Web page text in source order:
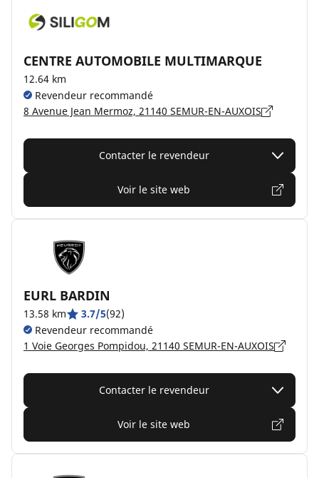
CENTRE AUTOMOBILE MULTIMARQUE
12.64 km
Revendeur recommandé
8 Avenue Jean Mermoz, 21140 SEMUR-EN-AUXOIS
Contacter le revendeur
Voir le site web
EURL BARDIN
13.58 km 3.7/5(92)
Revendeur recommandé
1 Voie Georges Pompidou, 21140 SEMUR-EN-AUXOIS
Contacter le revendeur
Voir le site web